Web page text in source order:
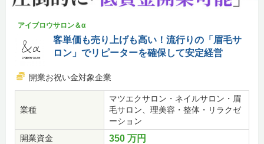
アイブロウサロン＆α
客単価も売り上げも高い！流行りの「眉毛サ
ロン」でリピーターを確保して安定経営
開業お祝い金対象企業
業種
マツエクサロン・ネイルサロン・眉
毛サロン、理美容・整体・リラクゼ
ーション
開業資金
350 万円